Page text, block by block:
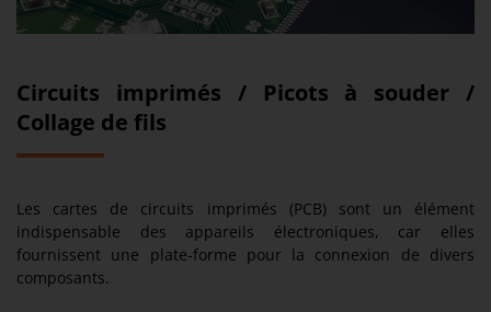
Circuits imprimés / Picots à souder /
Collage de fils
Les cartes de circuits imprimés (PCB) sont un élément
indispensable des appareils électroniques, car elles
fournissent une plate-forme pour la connexion de divers
composants.